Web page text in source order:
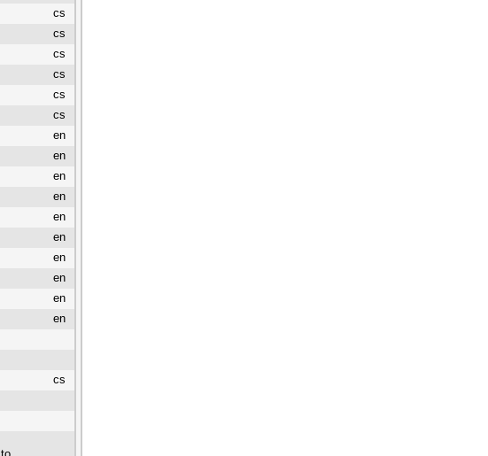
cs
cs
cs
cs
cs
cs
en
en
en
en
en
en
en
en
en
en
cs